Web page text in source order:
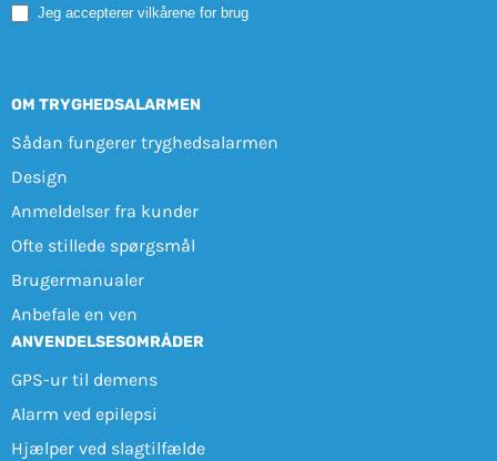
Jeg accepterer vilkårene for brug
OM TRYGHEDSALARMEN
Sådan fungerer tryghedsalarmen
Design
Anmeldelser fra kunder
Ofte stillede spørgsmål
Brugermanualer
Anbefale en ven
ANVENDELSESOMRÅDER
GPS-ur til demens
Alarm ved epilepsi
Hjælper ved slagtilfælde